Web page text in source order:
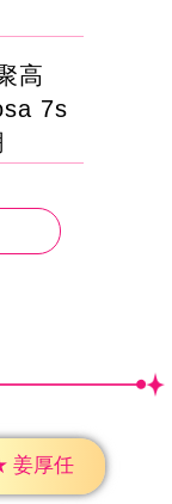
高
7s
姜厚任